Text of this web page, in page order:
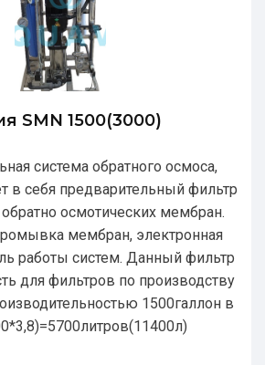
SMN 1500(3000)
система обратного осмоса,
в себя предварительный фильтр
осмотических мембран.
мембран, электронная
работы систем. Данный фильтр
для фильтров по производству
1500галлон в